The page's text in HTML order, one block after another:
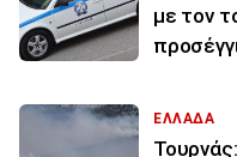
με τον
ΕΛΛΑΔΑ